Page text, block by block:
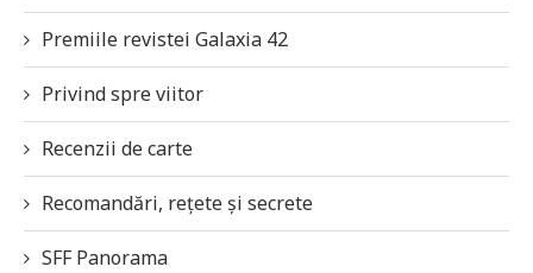
Premiile revistei Galaxia 42
Privind spre viitor
Recenzii de carte
Recomandări, rețete și secrete
SFF Panorama